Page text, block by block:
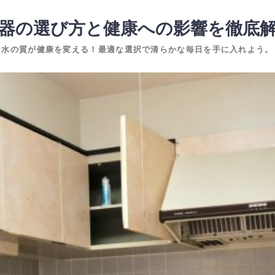
の選び方と健康への影響を徹底
水の質が健康を変える！最適な選択で清らかな毎日を手に入れよう。